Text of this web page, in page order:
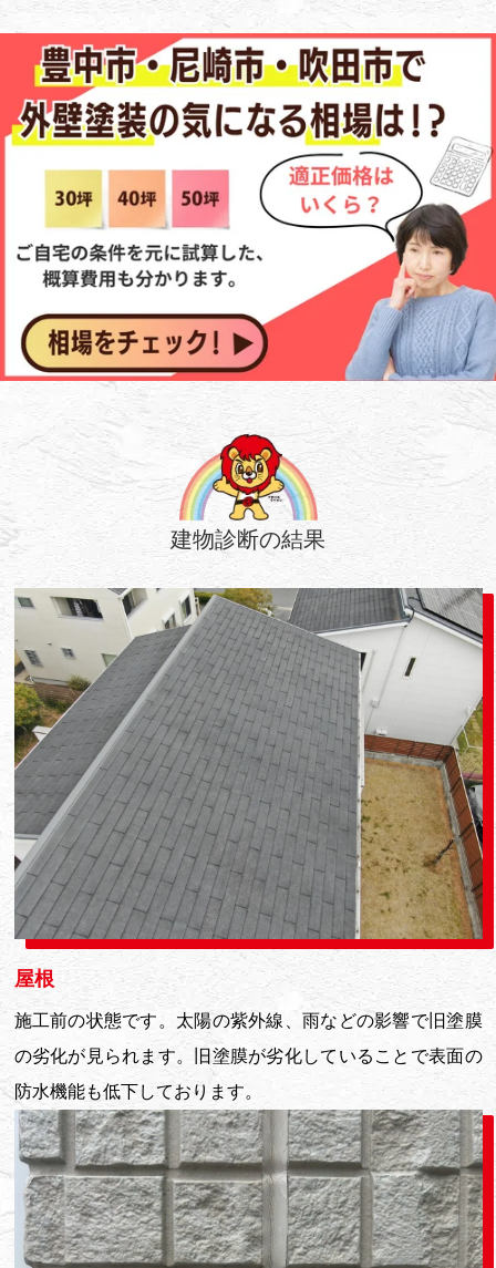
建物診断の結果
屋根
施工前の状態です。太陽の紫外線、雨などの影響で旧塗膜
の劣化が見られます。旧塗膜が劣化していることで表面の
防水機能も低下しております。